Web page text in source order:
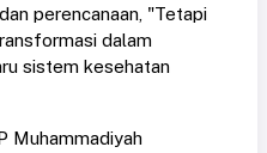
perencanaan, "Tetapi
dalam
sistem kesehatan
Muhammadiyah